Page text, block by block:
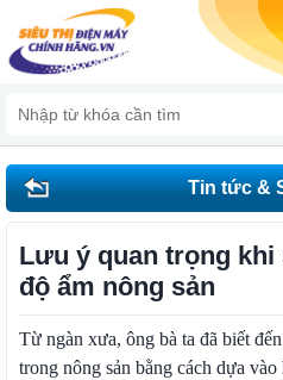
Tin tức &
Lưu ý quan trọng
độ ẩm nông sản
Từ ngàn xưa, ông bà ta đã biết
trong nông sản bằng cách dựa